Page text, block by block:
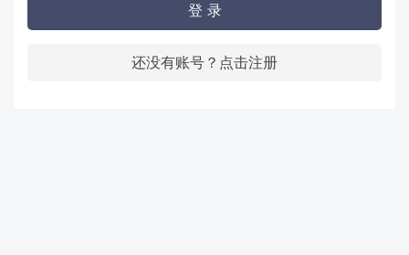
登 录
还没有账号？点击注册